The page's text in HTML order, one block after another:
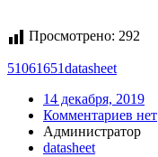
Просмотрено: 292
51061651datasheet
14 декабря, 2019
Комментариев нет
Администратор
datasheet